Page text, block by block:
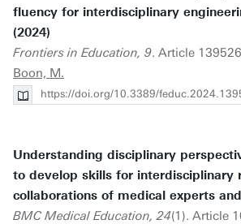
fluency for interdisciplinary
(2024)
Frontiers in Education, 9. Article
Boon, M.
https://doi.org/10.3389/
Understanding disciplinary
to develop skills for interdisciplinary
collaborations of medical experts
BMC Medical Education, 24(1). Article